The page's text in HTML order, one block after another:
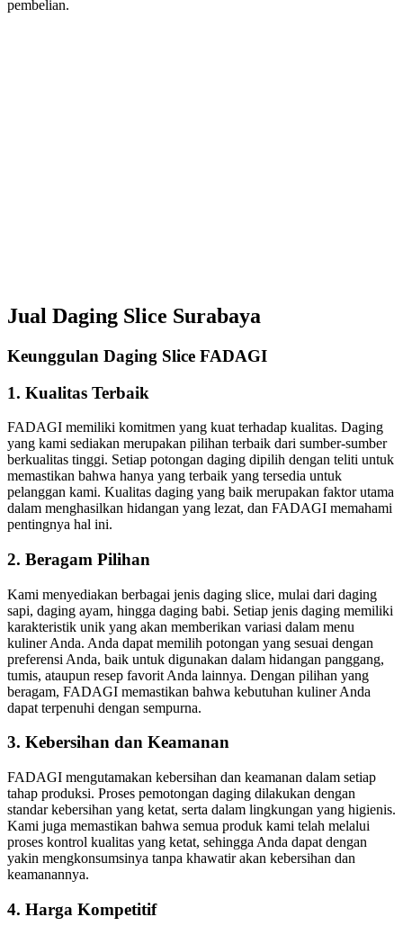
pembelian.
Jual Daging Slice Surabaya
Keunggulan Daging Slice FADAGI
1. Kualitas Terbaik
FADAGI memiliki komitmen yang kuat terhadap kualitas. Daging
yang kami sediakan merupakan pilihan terbaik dari sumber-sumber
berkualitas tinggi. Setiap potongan daging dipilih dengan teliti untuk
memastikan bahwa hanya yang terbaik yang tersedia untuk
pelanggan kami. Kualitas daging yang baik merupakan faktor utama
dalam menghasilkan hidangan yang lezat, dan FADAGI memahami
pentingnya hal ini.
2. Beragam Pilihan
Kami menyediakan berbagai jenis daging slice, mulai dari daging
sapi, daging ayam, hingga daging babi. Setiap jenis daging memiliki
karakteristik unik yang akan memberikan variasi dalam menu
kuliner Anda. Anda dapat memilih potongan yang sesuai dengan
preferensi Anda, baik untuk digunakan dalam hidangan panggang,
tumis, ataupun resep favorit Anda lainnya. Dengan pilihan yang
beragam, FADAGI memastikan bahwa kebutuhan kuliner Anda
dapat terpenuhi dengan sempurna.
3. Kebersihan dan Keamanan
FADAGI mengutamakan kebersihan dan keamanan dalam setiap
tahap produksi. Proses pemotongan daging dilakukan dengan
standar kebersihan yang ketat, serta dalam lingkungan yang higienis.
Kami juga memastikan bahwa semua produk kami telah melalui
proses kontrol kualitas yang ketat, sehingga Anda dapat dengan
yakin mengkonsumsinya tanpa khawatir akan kebersihan dan
keamanannya.
4. Harga Kompetitif